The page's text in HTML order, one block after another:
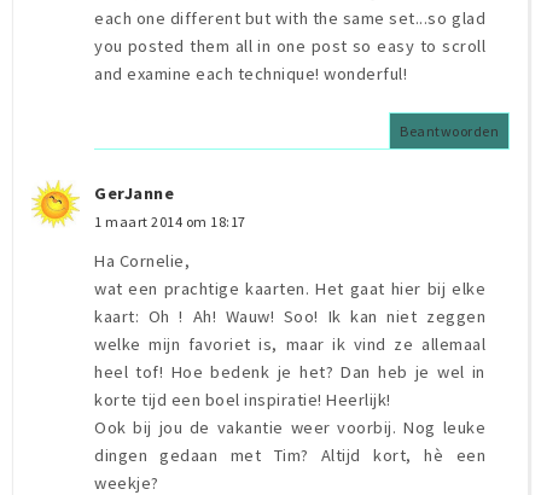
each one different but with the same set...so glad
you posted them all in one post so easy to scroll
and examine each technique! wonderful!
Beantwoorden
GerJanne
1 maart 2014 om 18:17
Ha Cornelie,
wat een prachtige kaarten. Het gaat hier bij elke
kaart: Oh ! Ah! Wauw! Soo! Ik kan niet zeggen
welke mijn favoriet is, maar ik vind ze allemaal
heel tof! Hoe bedenk je het? Dan heb je wel in
korte tijd een boel inspiratie! Heerlijk!
Ook bij jou de vakantie weer voorbij. Nog leuke
dingen gedaan met Tim? Altijd kort, hè een
weekje?